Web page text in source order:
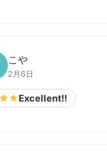
こや
2月6日
Excellent!!